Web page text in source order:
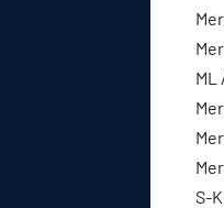
ML
S-